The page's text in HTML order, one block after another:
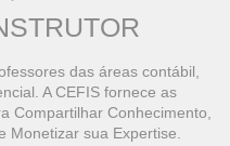
das áreas contábil,
A CEFIS fornece as
Compartilhar Conhecimento,
Monetizar sua Expertise.